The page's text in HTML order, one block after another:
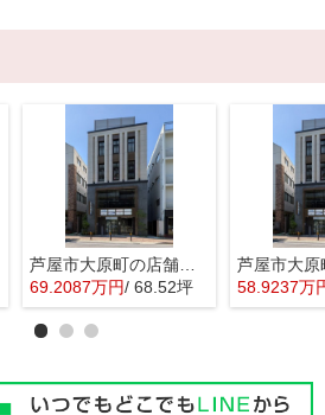
芦屋市大原町の店舗事務所
69.2087万円/ 68.52坪 58.9237万